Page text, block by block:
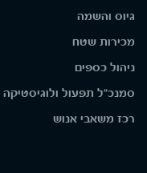
גיוס והשמה
מכירות שטח
ניהול כספים
סמנכ"ל תפעול ולוגיסטיקה
רכז משאבי אנוש